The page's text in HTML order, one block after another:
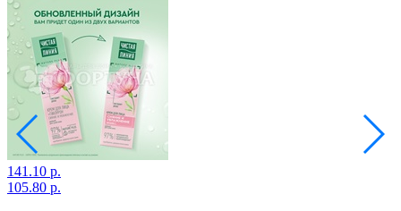
141.10 р.
105.80 р.